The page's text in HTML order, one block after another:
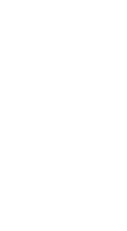
รับจ้างโพสต์อสัง
โพสต์ขายอสังหา
หน้าแรกได้จริงๆ
ถือได้จริง รับ
มีค่านายหน้า
ากกว่า ที่เดียว ที่